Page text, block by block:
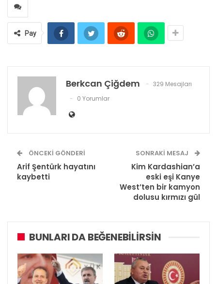
Pay
Berkcan Çiğdem
329 Mesajları
0 Yorumlar
ÖNCEKI GÖNDERI
Arif Şentürk hayatını
kaybetti
SONRAKI MESAJ
Kim Kardashian’a
eski eşi Kanye
West’ten bir kamyon
dolusu kırmızı gül
BUNLARI DA BEĞENEBILIRSIN